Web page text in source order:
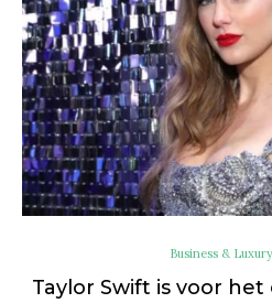
Business &
Taylor Swift is voor